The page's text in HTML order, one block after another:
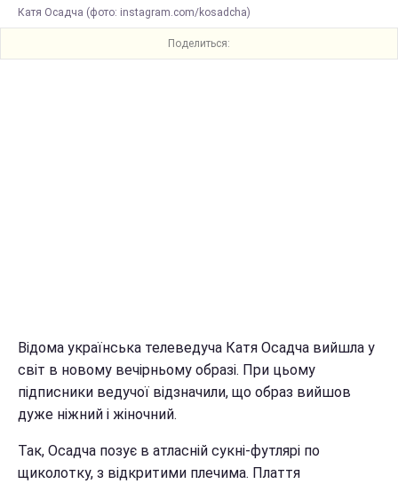
Катя Осадча (фото: instagram.com/kosadcha)
Поделиться:
Відома українська телеведуча Катя Осадча вийшла у
світ в новому вечірньому образі. При цьому
підписники ведучої відзначили, що образ вийшов
дуже ніжний і жіночний.
Так, Осадча позує в атласній сукні-футлярі по
щиколотку, з відкритими плечима. Плаття